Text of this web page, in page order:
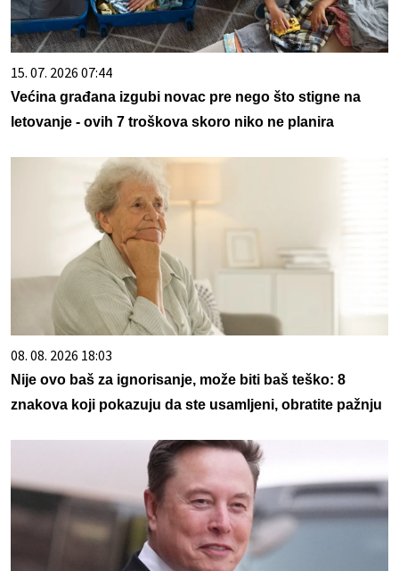
15. 07. 2026 07:44
Većina građana izgubi novac pre nego što stigne na
letovanje - ovih 7 troškova skoro niko ne planira
08. 08. 2026 18:03
Nije ovo baš za ignorisanje, može biti baš teško: 8
znakova koji pokazuju da ste usamljeni, obratite pažnju